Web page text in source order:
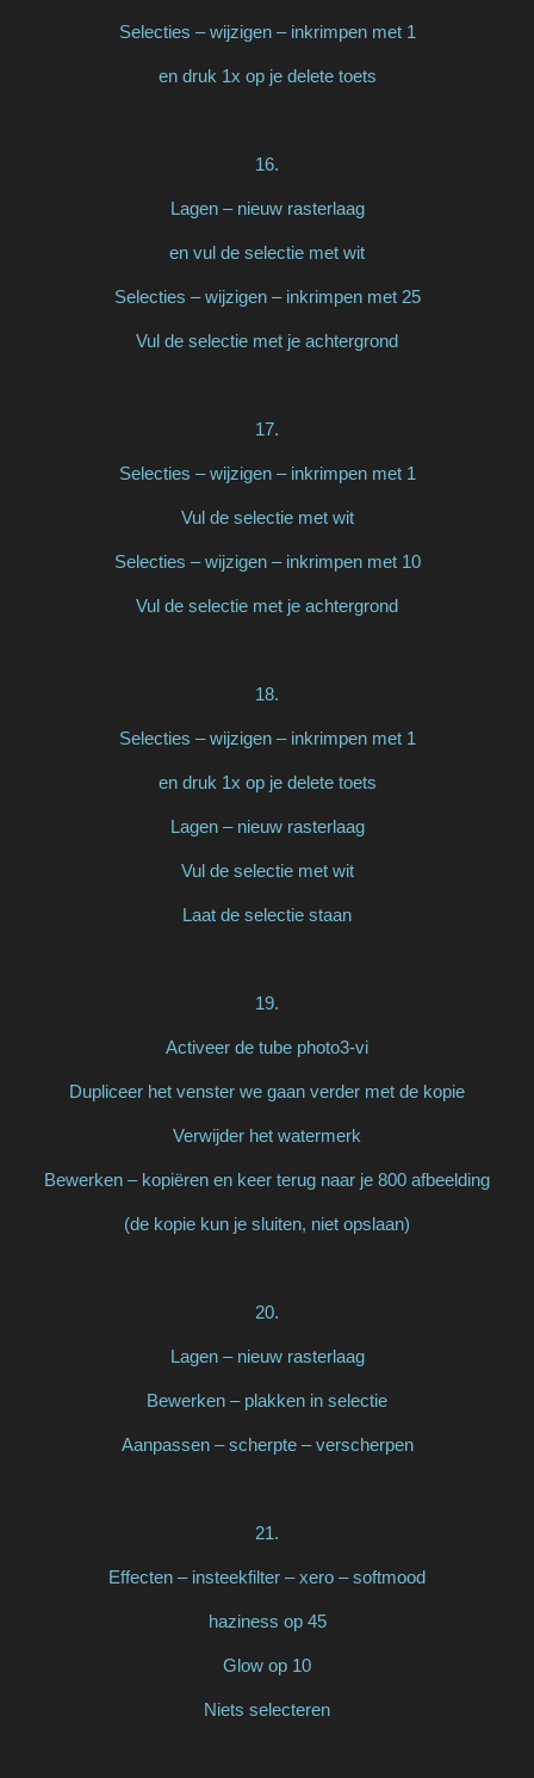
Selecties – wijzigen – inkrimpen met 1
en druk 1x op je delete toets
16.
Lagen – nieuw rasterlaag
en vul de selectie met wit
Selecties – wijzigen – inkrimpen met 25
Vul de selectie met je achtergrond
17.
Selecties – wijzigen – inkrimpen met 1
Vul de selectie met wit
Selecties – wijzigen – inkrimpen met 10
Vul de selectie met je achtergrond
18.
Selecties – wijzigen – inkrimpen met 1
en druk 1x op je delete toets
Lagen – nieuw rasterlaag
Vul de selectie met wit
Laat de selectie staan
19.
Activeer de tube photo3-vi
Dupliceer het venster we gaan verder met de kopie
Verwijder het watermerk
Bewerken – kopiëren en keer terug naar je 800 afbeelding
(de kopie kun je sluiten, niet opslaan)
20.
Lagen – nieuw rasterlaag
Bewerken – plakken in selectie
Aanpassen – scherpte – verscherpen
21.
Effecten – insteekfilter – xero – softmood
haziness op 45
Glow op 10
Niets selecteren